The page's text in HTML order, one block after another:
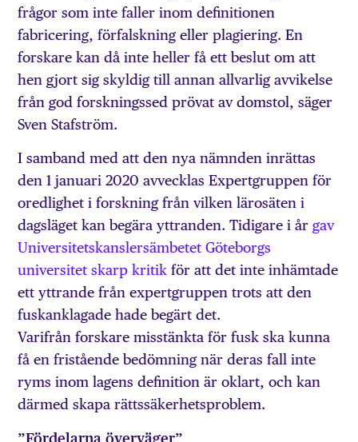
frågor som inte faller inom definitionen
fabricering, förfalskning eller plagiering. En
forskare kan då inte heller få ett beslut om att
hen gjort sig skyldig till annan allvarlig avvikelse
från god forskningssed prövat av domstol, säger
Sven Stafström.
I samband med att den nya nämnden inrättas
den 1 januari 2020 avvecklas Expertgruppen för
oredlighet i forskning från vilken lärosäten i
dagsläget kan begära yttranden. Tidigare i årgav
Universitetskanslersämbetet Göteborgs
universitet skarp kritik för att det inte inhämtade
ett yttrande från expertgruppen trots att den
fuskanklagade hade begärt det.
Varifrån forskare misstänkta för fusk ska kunna
få en fristående bedömning när deras fall inte
ryms inom lagens definition är oklart, och kan
därmed skapa rättssäkerhetsproblem.
”Fördelarna överväger”